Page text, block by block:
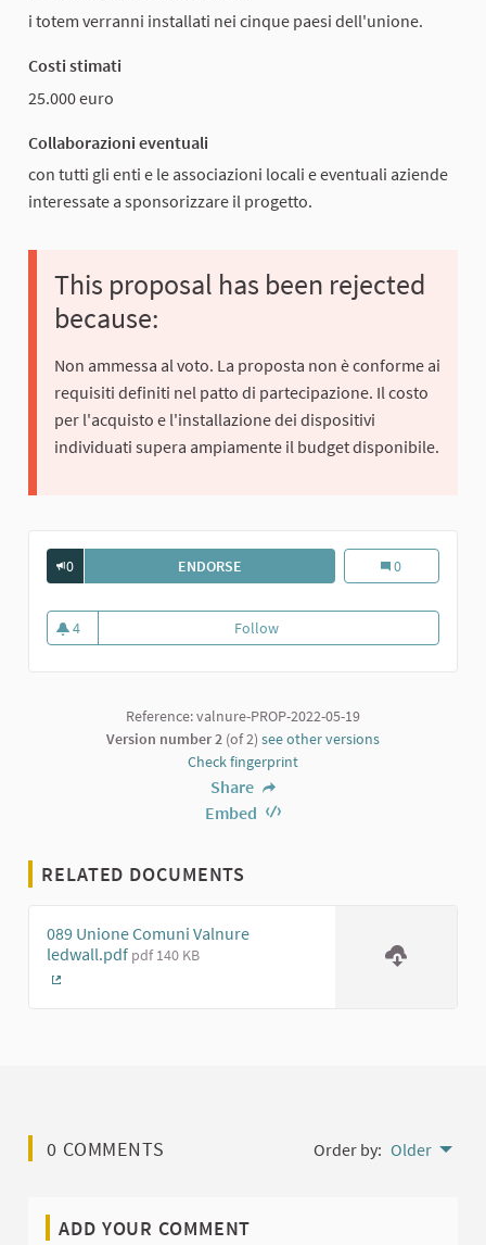
i totem verranni installati nei cinque paesi dell'unione.
Costi stimati
25.000 euro
Collaborazioni eventuali
con tutti gli enti e le associazioni locali e eventuali aziende
interessate a sponsorizzare il progetto.
This proposal has been rejected
because:
Non ammessa al voto. La proposta non è conforme ai
requisiti definiti nel patto di partecipazione. Il costo
per l'acquisto e l'installazione dei dispositivi
individuati supera ampiamente il budget disponibile.
0 ENDORSE MAXI SCHERMI DIGITALI PER
Maxi schermi
0
4
4 followers
FollowMaxi schermi digitali per
Reference: valnure-PROP-2022-05-19
Version number 2 (of 2) see other versions
Check fingerprint
Share
Embed
RELATED DOCUMENTS
089 Unione Comuni Valnure
ledwall.pdf pdf 140 KB
0 COMMENTS Order by: Older
ADD YOUR COMMENT